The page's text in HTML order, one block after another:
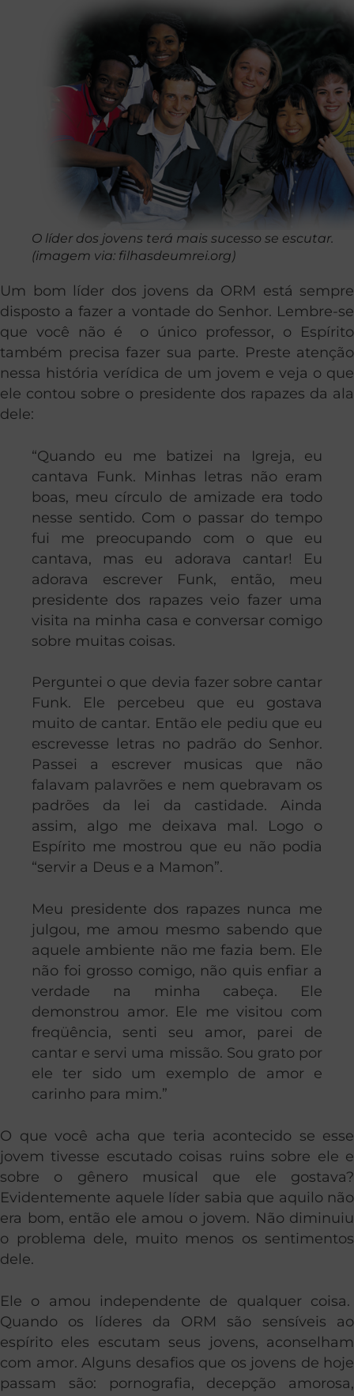
O líder dos jovens terá mais sucesso se escutar.
(imagem via: filhasdeumrei.org)
Um bom líder dos jovens da ORM está sempre
disposto a fazer a vontade do Senhor. Lembre-se
que você não é o único professor, o Espírito
também precisa fazer sua parte. Preste atenção
nessa história verídica de um jovem e veja o que
ele contou sobre o presidente dos rapazes da ala
dele:
“Quando eu me batizei na Igreja, eu
cantava Funk. Minhas letras não eram
boas, meu círculo de amizade era todo
nesse sentido. Com o passar do tempo
fui me preocupando com o que eu
cantava, mas eu adorava cantar! Eu
adorava escrever Funk, então, meu
presidente dos rapazes veio fazer uma
visita na minha casa e conversar comigo
sobre muitas coisas.
Perguntei o que devia fazer sobre cantar
Funk. Ele percebeu que eu gostava
muito de cantar. Então ele pediu que eu
escrevesse letras no padrão do Senhor.
Passei a escrever musicas que não
falavam palavrões e nem quebravam os
padrões da lei da castidade. Ainda
assim, algo me deixava mal. Logo o
Espírito me mostrou que eu não podia
“servir a Deus e a Mamon”.
Meu presidente dos rapazes nunca me
julgou, me amou mesmo sabendo que
aquele ambiente não me fazia bem. Ele
não foi grosso comigo, não quis enfiar a
verdade na minha cabeça. Ele
demonstrou amor. Ele me visitou com
freqüência, senti seu amor, parei de
cantar e servi uma missão. Sou grato por
ele ter sido um exemplo de amor e
carinho para mim.”
O que você acha que teria acontecido se esse
jovem tivesse escutado coisas ruins sobre ele e
sobre o gênero musical que ele gostava?
Evidentemente aquele líder sabia que aquilo não
era bom, então ele amou o jovem. Não diminuiu
o problema dele, muito menos os sentimentos
dele.
Ele o amou independente de qualquer coisa.
Quando os líderes da ORM são sensíveis ao
espírito eles escutam seus jovens, aconselham
com amor. Alguns desafios que os jovens de hoje
passam são: pornografia, decepção amorosa,